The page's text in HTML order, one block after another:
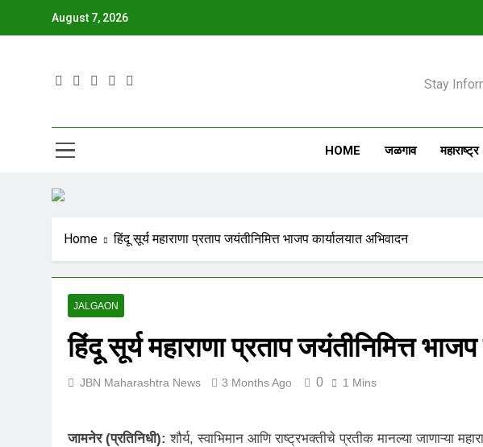
August 7, 2026
JBN Stay
HOME जळगाव महाराष्ट्र
Home हिंदू सूर्य महाराणा प्रताप जयंतीनिमित्त भाजप कार्यालयात अभिवादन
JALGAON
हिंदू सूर्य महाराणा प्रताप जयंतीनिमित्त
JBN Maharashtra News 3 Months Ago 0 1 Mins
जामनेर (प्रतिनिधी): शौर्य, स्वाभिमान आणि राष्ट्रभक्तीचे प्रतीक मानल्या जाणाऱ्या